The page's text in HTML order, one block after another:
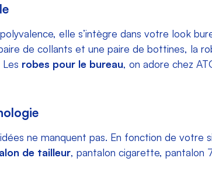
elle s’intègre dans votre look
de collants et une paire de bottines, la
robes pour le bureau, on adore chez
ne manquent pas. En fonction de votre
de tailleur, pantalon cigarette, pantalon